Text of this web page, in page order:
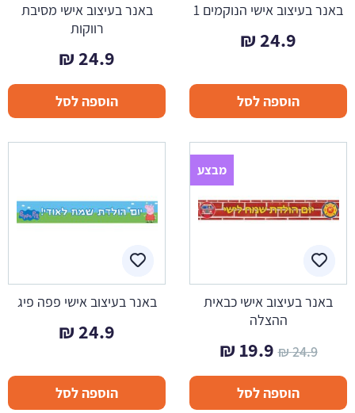
באנר בעיצוב אישי הנוקמים 1
24.9
₪
הוספה לסל
באנר בעיצוב אישי מסיבת
רווקות
24.9
₪
הוספה לסל
מבצע
באנר בעיצוב אישי כבאית
ההצלה
24.9
₪ המחיר
המקורי
היה:
19.9
₪
הנוכחי
הוא:
הוספה לסל
באנר בעיצוב אישי פפה פיג
24.9
₪
הוספה לסל